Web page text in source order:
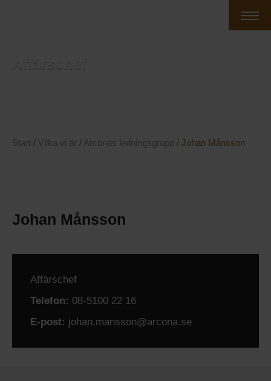
Affärschef
Start / Vilka vi är / Arconas ledningsgrupp / Johan Månsson
Johan Månsson
Affärschef
Telefon: 08-5100 22 16
E-post: johan.mansson@arcona.se